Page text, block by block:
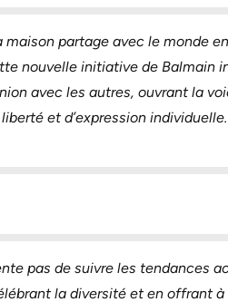
partage avec le monde
nouvelle initiative de Balmain
avec les autres, ouvrant la
et d’expression individuelle.
pas de suivre les tendances
la diversité et en offrant